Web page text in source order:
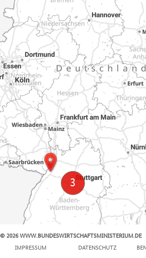
© 2026 WWW.BUNDESWIRTSCHAFTSMINISTERIUM.DE
IMPRESSUM
DATENSCHUTZ